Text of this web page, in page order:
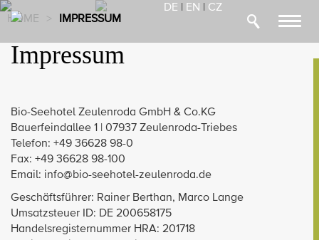
DE EN
CZ
HOME > IMPRESSUM
Impressum
Bio-Seehotel Zeulenroda GmbH & Co.KG
Bauerfeindallee 1 | 07937 Zeulenroda-Triebes
Telefon: +49 36628 98-0
Fax: +49 36628 98-100
Email: info@bio-seehotel-zeulenroda.de
Geschäftsführer: Rainer Berthan, Marco Lange
Umsatzsteuer ID: DE 200658175
Handelsregisternummer HRA: 201718